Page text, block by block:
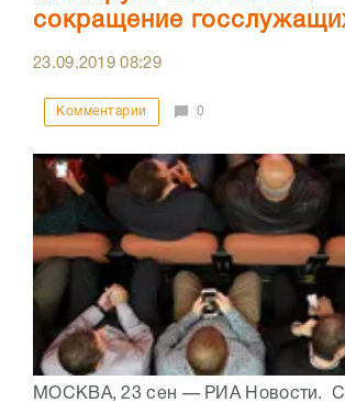
сокращение
23.09.201908:29
Комментарии 0
МОСКВА, 23 сен — РИА Новости. С